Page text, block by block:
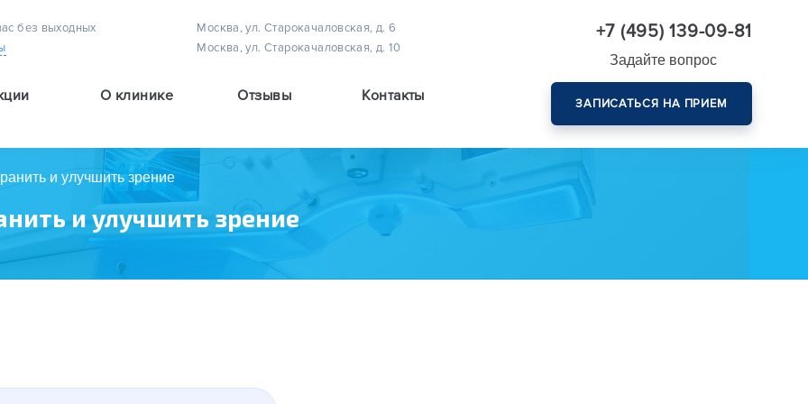
без выходных
Москва, ул. Старокачаловская, д. 6
Москва, ул. Старокачаловская, д. 10
О клинике Отзывы Контакты
+7 (495) 139-09-81
Задайте вопрос
ЗАПИСАТЬСЯ НА ПРИЕМ
и улучшить зрение
и улучшить зрение